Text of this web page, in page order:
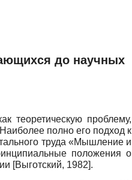
до научных
теоретическую проблему,
полно его подход к
труда «Мышление и
положения о
[Выготский, 1982].